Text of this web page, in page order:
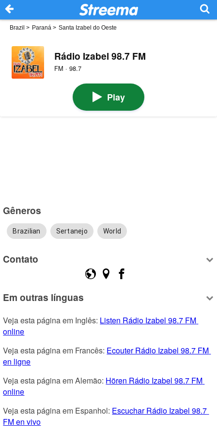
Brazil > Paraná > Santa Izabel do Oeste
Rádio Izabel 98.7 FM
FM · 98.7
Play
Gêneros
Brazilian Sertanejo World
Contato
Em outras línguas
Veja esta página em Inglês: Listen Rádio Izabel 98.7 FM
online
Veja esta página em Francês: Ecouter Rádio Izabel 98.7 FM
en ligne
Veja esta página em Alemão: Hören Rádio Izabel 98.7 FM
online
Veja esta página em Espanhol: Escuchar Rádio Izabel 98.7
FM en vivo